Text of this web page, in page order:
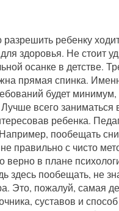
ребенку
здоровья. Не стоит
осанке в детстве.
прямая спинка.
будет
всего
ребенка.
пообещать
правильно с чисто
верно в плане
здесь пообещать, не
Это, пожалуй, самая
суставов и